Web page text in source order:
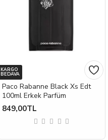
KARGO
BEDAVA
Paco Rabanne Black Xs Edt
100ml Erkek Parfüm
849,00TL